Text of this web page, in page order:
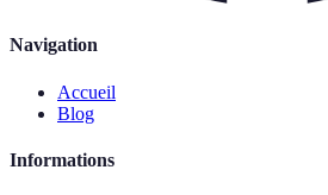
Navigation
Accueil
Blog
Informations